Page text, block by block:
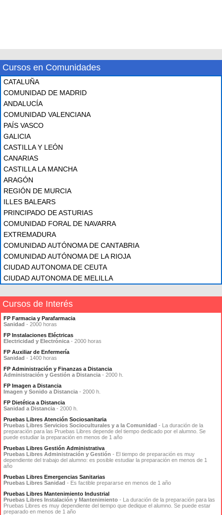
Cursos en Comunidades
CATALUÑA
COMUNIDAD DE MADRID
ANDALUCÍA
COMUNIDAD VALENCIANA
PAÍS VASCO
GALICIA
CASTILLA Y LEÓN
CANARIAS
CASTILLA LA MANCHA
ARAGÓN
REGIÓN DE MURCIA
ILLES BALEARS
PRINCIPADO DE ASTURIAS
COMUNIDAD FORAL DE NAVARRA
EXTREMADURA
COMUNIDAD AUTÓNOMA DE CANTABRIA
COMUNIDAD AUTÓNOMA DE LA RIOJA
CIUDAD AUTONOMA DE CEUTA
CIUDAD AUTONOMA DE MELILLA
Cursos de Interés
FP Farmacia y Parafarmacia
Sanidad - 2000 horas
FP Instalaciones Eléctricas
Electricidad y Electrónica - 2000 horas
FP Auxiliar de Enfermería
Sanidad - 1400 horas
FP Administración y Finanzas a Distancia
Administración y Gestión a Distancia - 2000 h.
FP Imagen a Distancia
Imagen y Sonido a Distancia - 2000 h.
FP Dietética a Distancia
Sanidad a Distancia - 2000 h.
Pruebas Libres Atención Sociosanitaria
Pruebas Libres Servicios Socioculturales y a la Comunidad - La duración de la
preparación para las Pruebas Libres depende del tiempo dedicado por el alumno. Se
puede estudiar la preparación en menos de 1 año
Pruebas Libres Gestión Administrativa
Pruebas Libres Administración y Gestión - El tiempo de preparación es muy
dependiente del trabajo del alumno: es posible estudiar la preparación en menos de 1
año
Pruebas Libres Emergencias Sanitarias
Pruebas Libres Sanidad - Es factible prepararse en menos de 1 año
Pruebas Libres Mantenimiento Industrial
Pruebas Libres Instalación y Mantenimiento - La duración de la preparación para las
Pruebas Libres es muy dependiente del tiempo que dedique el alumno. Se puede estar
preparado en menos de 1 año